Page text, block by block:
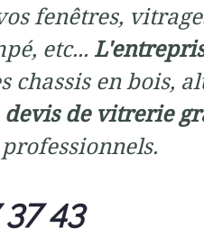
fenêtres,
etc...
en bois,
devis de vitrerie
43